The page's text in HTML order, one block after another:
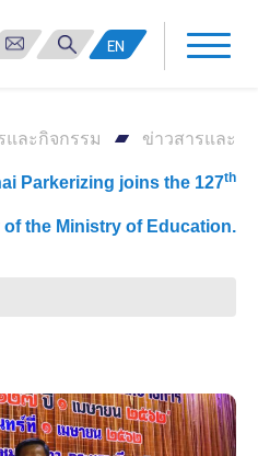
EN
และกิจกรรม ข่าวสารและ
Parkerizing joins the 127th
the Ministry of Education.